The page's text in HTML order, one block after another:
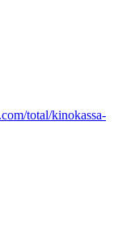
total/kinokassa-